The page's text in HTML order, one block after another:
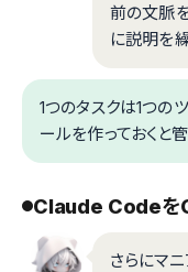
前の文脈
に説明を
1つのタスクは1つの
ールを作っておくと
Claude Codeを
さらにマ